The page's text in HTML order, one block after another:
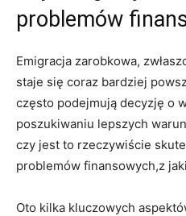
problemów
Emigracja zarobkowa,
staje się coraz bardziej
często podejmują decyzję o
poszukiwaniu lepszych
czy jest to rzeczywiście
problemów finansowych,z
Oto kilka kluczowych